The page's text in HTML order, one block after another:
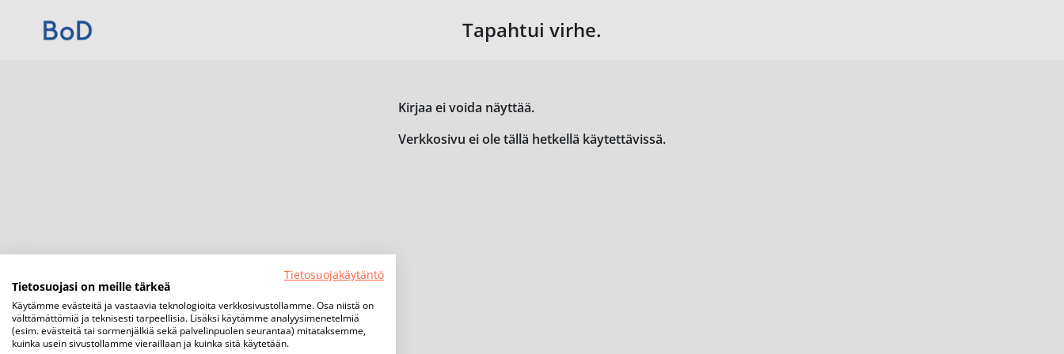
Tapahtui virhe.
Kirjaa ei voida näyttää.
Verkkosivu ei ole tällä hetkellä käytettävissä.
Tietosuojakäytäntö
Tietosuojasi on meille tärkeä
Käytämme evästeitä ja vastaavia teknologioita verkkosivustollamme. Osa niistä on
välttämättömiä ja teknisesti tarpeellisia. Lisäksi käytämme analyysimenetelmiä
(esim. evästeitä tai sormenjälkiä sekä palvelinpuolen seurantaa) mitataksemme,
kuinka usein sivustollamme vieraillaan ja kuinka sitä käytetään.